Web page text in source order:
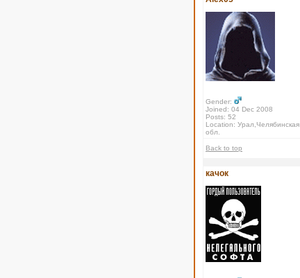
Gender:
Joined: 04 Dec 2008
Posts: 52
Location: Урал,Челябинская
обл.
Back to top
качок